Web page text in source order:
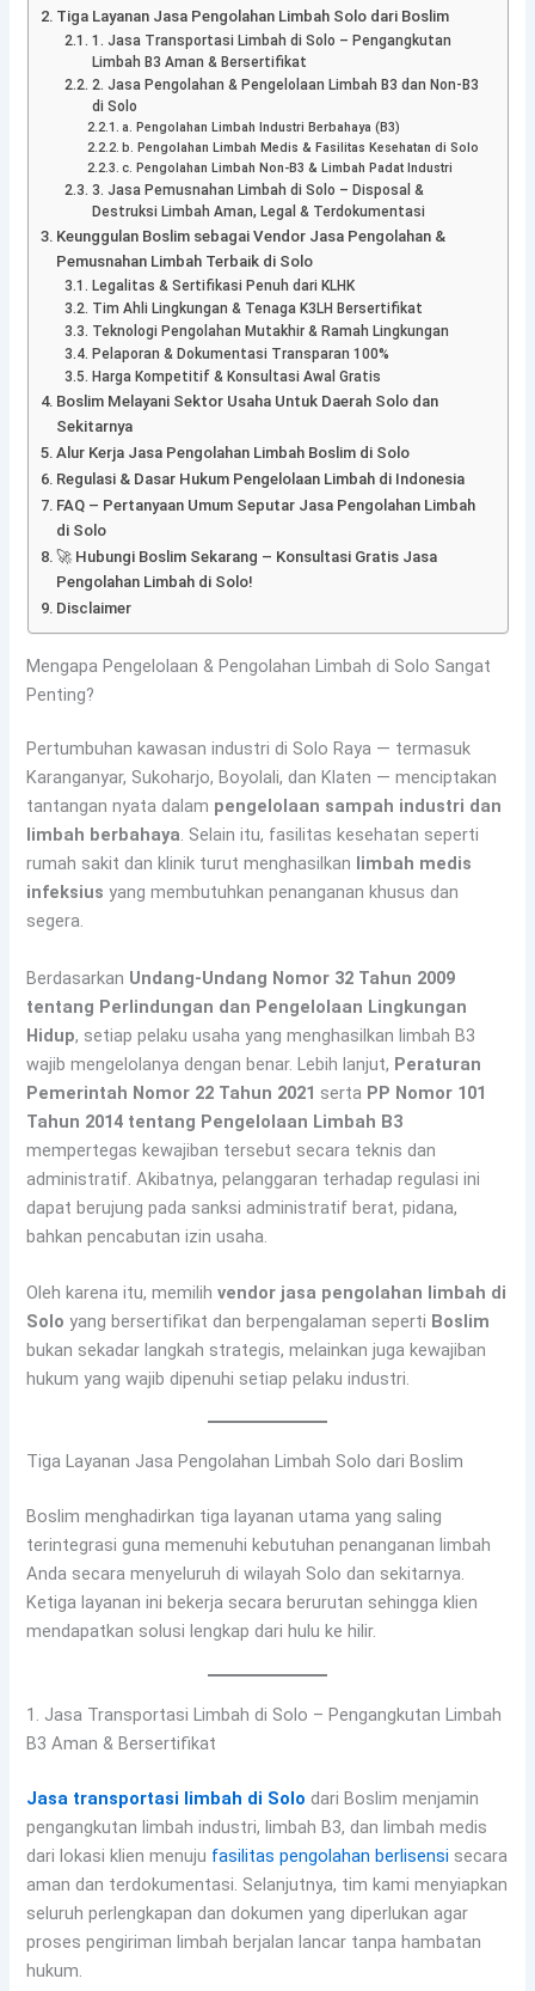
Tiga Layanan Jasa Pengolahan Limbah Solo dari Boslim
1. Jasa Transportasi Limbah di Solo – Pengangkutan
Limbah B3 Aman & Bersertifikat
2. Jasa Pengolahan & Pengelolaan Limbah B3 dan Non-B3
di Solo
a. Pengolahan Limbah Industri Berbahaya (B3)
b. Pengolahan Limbah Medis & Fasilitas Kesehatan di Solo
c. Pengolahan Limbah Non-B3 & Limbah Padat Industri
3. Jasa Pemusnahan Limbah di Solo – Disposal &
Destruksi Limbah Aman, Legal & Terdokumentasi
Keunggulan Boslim sebagai Vendor Jasa Pengolahan &
Pemusnahan Limbah Terbaik di Solo
Legalitas & Sertifikasi Penuh dari KLHK
Tim Ahli Lingkungan & Tenaga K3LH Bersertifikat
Teknologi Pengolahan Mutakhir & Ramah Lingkungan
Pelaporan & Dokumentasi Transparan 100%
Harga Kompetitif & Konsultasi Awal Gratis
Boslim Melayani Sektor Usaha Untuk Daerah Solo dan
Sekitarnya
Alur Kerja Jasa Pengolahan Limbah Boslim di Solo
Regulasi & Dasar Hukum Pengelolaan Limbah di Indonesia
FAQ – Pertanyaan Umum Seputar Jasa Pengolahan Limbah
di Solo
🚀 Hubungi Boslim Sekarang – Konsultasi Gratis Jasa
Pengolahan Limbah di Solo!
Disclaimer
Mengapa Pengelolaan & Pengolahan Limbah di Solo Sangat
Penting?
Pertumbuhan kawasan industri di Solo Raya — termasuk
Karanganyar, Sukoharjo, Boyolali, dan Klaten — menciptakan
tantangan nyata dalam pengelolaan sampah industri dan
limbah berbahaya. Selain itu, fasilitas kesehatan seperti
rumah sakit dan klinik turut menghasilkan limbah medis
infeksius yang membutuhkan penanganan khusus dan
segera.
Berdasarkan Undang-Undang Nomor 32 Tahun 2009
tentang Perlindungan dan Pengelolaan Lingkungan
Hidup, setiap pelaku usaha yang menghasilkan limbah B3
wajib mengelolanya dengan benar. Lebih lanjut, Peraturan
Pemerintah Nomor 22 Tahun 2021 serta PP Nomor 101
Tahun 2014 tentang Pengelolaan Limbah B3
mempertegas kewajiban tersebut secara teknis dan
administratif. Akibatnya, pelanggaran terhadap regulasi ini
dapat berujung pada sanksi administratif berat, pidana,
bahkan pencabutan izin usaha.
Oleh karena itu, memilihvendor jasa pengolahan limbah di
Solo yang bersertifikat dan berpengalaman seperti Boslim
bukan sekadar langkah strategis, melainkan juga kewajiban
hukum yang wajib dipenuhi setiap pelaku industri.
Tiga Layanan Jasa Pengolahan Limbah Solo dari Boslim
Boslim menghadirkan tiga layanan utama yang saling
terintegrasi guna memenuhi kebutuhan penanganan limbah
Anda secara menyeluruh di wilayah Solo dan sekitarnya.
Ketiga layanan ini bekerja secara berurutan sehingga klien
mendapatkan solusi lengkap dari hulu ke hilir.
1. Jasa Transportasi Limbah di Solo – Pengangkutan Limbah
B3 Aman & Bersertifikat
Jasa transportasi limbah di Solo dari Boslim menjamin
pengangkutan limbah industri, limbah B3, dan limbah medis
dari lokasi klien menuju fasilitas pengolahan berlisensi secara
aman dan terdokumentasi. Selanjutnya, tim kami menyiapkan
seluruh perlengkapan dan dokumen yang diperlukan agar
proses pengiriman limbah berjalan lancar tanpa hambatan
hukum.